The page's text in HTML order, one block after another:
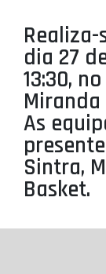
SELEÇÕES
ÁREA
PROJETOS
LIGA
LIGA
dia 27
13:30,
Miranda
As
Sintra,
Basket.